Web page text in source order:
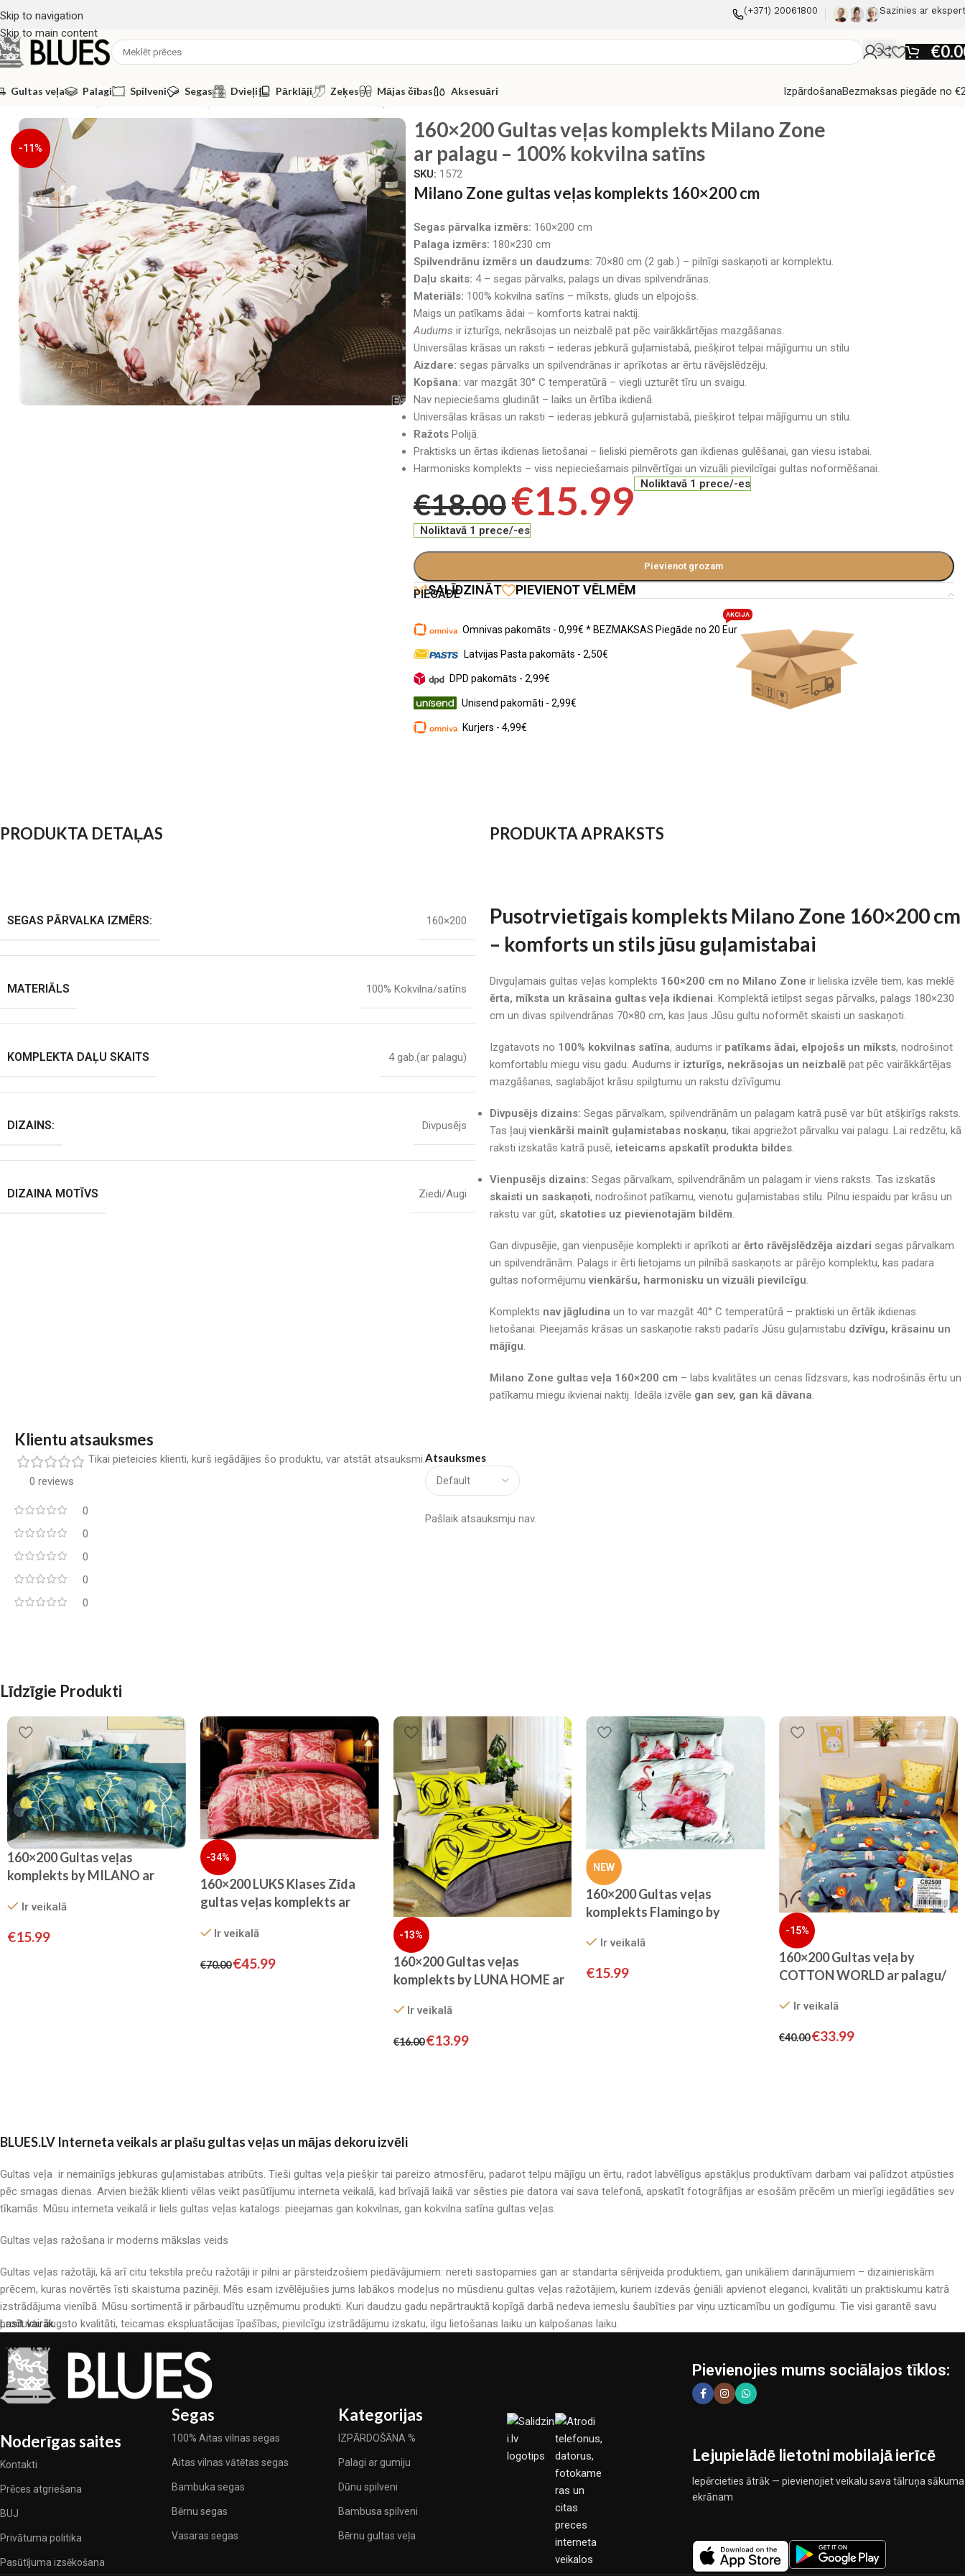
Skip to navigation
Skip to main content
(+371) 20061800 Sazinies ar
€
Gultas veļa Palagi Spilveni Segas Dvieļi Pārklāji Zeķes Mājas čības Aksesuāri IzpārdošanaBezmaksas piegāde no
Gultas veļa 160x200 GULTAS VEĻAS KOMPLEKTI 160×200 Gultas veļas komplekts Milano Zone ar palagu – 100% kokvilna satīns
-11%
160×200 Gultas veļas komplekts Milano Zone
ar palagu – 100% kokvilna satīns
SKU: 1572
Milano Zone gultas veļas komplekts 160×200 cm
Segas pārvalka izmērs: 160×200 cm
Palaga izmērs: 180×230 cm
Spilvendrānu izmērs un daudzums: 70×80 cm (2 gab.) – pilnīgi saskaņoti ar komplektu.
Daļu skaits: 4 – segas pārvalks, palags un divas spilvendrānas.
Materiāls: 100% kokvilna satīns – mīksts, gluds un elpojošs.
Maigs un patīkams ādai – komforts katrai naktij.
Audums ir izturīgs, nekrāsojas un neizbalē pat pēc vairākkārtējas mazgāšanas.
Universālas krāsas un raksti – iederas jebkurā guļamistabā, piešķirot telpai mājīgumu un stilu
Aizdare: segas pārvalks un spilvendrānas ir aprīkotas ar ērtu rāvējslēdzēju.
Kopšana: var mazgāt 30° C temperatūrā – viegli uzturēt tīru un svaigu.
Nav nepieciešams gludināt – laiks un ērtība ikdienā.
Universālas krāsas un raksti – iederas jebkurā guļamistabā, piešķirot telpai mājīgumu un stilu.
RažotsPolijā.
Praktisks un ērtas ikdienas lietošanai – lieliski piemērots gan ikdienas gulēšanai, gan viesu istabai.
Harmonisks komplekts – viss nepieciešamais pilnvērtīgai un vizuāli pievilcīgai gultas noformēšanai.
€18.00€15.99 Noliktavā 1 prece/-es
Noliktavā 1 prece/-es
Pievienot grozam
SALĪDZINĀT PIEVIENOT VĒLMĒM
PIEGĀDE
Omnivas pakomāts - 0,99€ * BEZMAKSAS Piegāde no 20 Eur
AKCIJA
Latvijas Pasta pakomāts - 2,50€
DPD pakomāts - 2,99€
Unisend pakomāti - 2,99€
Kurjers - 4,99€
PRODUKTA DETAĻAS
SEGAS PĀRVALKA IZMĒRS: 160×200
MATERIĀLS 100% Kokvilna/satīns
KOMPLEKTA DAĻU SKAITS 4 gab.(ar palagu)
DIZAINS: Divpusējs
DIZAINA MOTĪVS Ziedi/Augi
PRODUKTA APRAKSTS
Pusotrvietīgais komplekts Milano Zone 160×200 cm
– komforts un stils jūsu guļamistabai
Divguļamais gultas veļas komplekts 160×200 cm no Milano Zone ir lieliska izvēle tiem, kas meklē
ērta, mīksta un krāsaina gultas veļa ikdienai . Komplektā ietilpst segas pārvalks, palags 180×230
cm un divas spilvendrānas 70×80 cm, kas ļaus Jūsu gultu noformēt skaisti un saskaņoti.
Izgatavots no 100% kokvilnas satīna, audums ir patīkams ādai, elpojošs un mīksts, nodrošinot
komfortablu miegu visu gadu. Audums ir izturīgs, nekrāsojas un neizbalē pat pēc vairākkārtējas
mazgāšanas, saglabājot krāsu spilgtumu un rakstu dzīvīgumu.
Divpusējs dizains: Segas pārvalkam, spilvendrānām un palagam katrā pusē var būt atšķirīgs raksts.
Tas ļauj vienkārši mainīt guļamistabas noskaņu, tikai apgriežot pārvalku vai palagu. Lai redzētu, kā
raksti izskatās katrā pusē, ieteicams apskatīt produkta bildes
Vienpusējs dizains: Segas pārvalkam, spilvendrānām un palagam ir viens raksts. Tas izskatās
skaisti un saskaņoti, nodrošinot patīkamu, vienotu guļamistabas stilu. Pilnu iespaidu par krāsu un
rakstu var gūt, skatoties uz pievienotajām bildēm
Gan divpusējie, gan vienpusējie komplekti ir aprīkoti ar ērto rāvējslēdzēja aizdari segas pārvalkam
un spilvendrānām. Palags ir ērti lietojams un pilnībā saskaņots ar pārējo komplektu, kas padara
gultas noformējumu vienkāršu, harmonisku un vizuāli pievilcīgu
Komplekts nav jāgludina un to var mazgāt 40° C temperatūrā – praktiski un ērtāk ikdienas
lietošanai. Pieejamās krāsas un saskaņotie raksti padarīs Jūsu guļamistabu dzīvīgu, krāsainu un
mājīgu
Milano Zone gultas veļa 160×200 cm – labs kvalitātes un cenas līdzsvars, kas nodrošinās ērtu un
patīkamu miegu ikvienai naktij. Ideāla izvēle gan sev, gan kā dāvana
Klientu atsauksmes
0 reviews
0
0
0
0
0
Atsauksmes
Pašlaik atsauksmju nav.
Tikai pieteicies klienti, kurš iegādājies šo produktu, var atstāt atsauksmi.
Līdzīgie Produkti
160×200 Gultas veļas
komplekts by MILANO ar
SATĪNS
Ir veikalā
€15.99
-34%
160×200 LUKS Klases Zīda
gultas veļas komplekts ar
Ir veikalā
€70.00€45.99
-13%
160×200 Gultas veļas
komplekts by LUNA HOME ar
SATĪNS
Ir veikalā
€16.00 €13.99
NEW
160×200 Gultas veļas
komplekts Flamingo by
KOKVILNA SATĪNS
Ir veikalā
€15.99
-15%
160×200 Gultas veļa by
COTTON WORLD ar palagu/
EXCLUSIVE COLLECTION
Ir veikalā
€40.00€33.99
BLUES.LV Interneta veikals ar plašu gultas veļas un mājas dekoru izvēli
Gultas veļa ir nemainīgs jebkuras guļamistabas atribūts. Tieši gultas veļa piešķir tai pareizo atmosfēru, padarot telpu mājīgu un ērtu, radot labvēlīgus apstākļus produktīvam darbam vai palīdzot atpūsties
pēc smagas dienas. Arvien biežāk klienti vēlas veikt pasūtījumu interneta veikalā, kad brīvajā laikā var sēsties pie datora vai sava telefonā, apskatīt fotogrāfijas ar esošām prēcēm un mierīgi iegādāties sev
tīkamās. Mūsu interneta veikalā ir liels gultas veļas katalogs: pieejamas gan kokvilnas, gan kokvilna satīna gultas veļas.
Gultas veļas ražošana ir moderns mākslas veids
Gultas veļas ražotāji, kā arī citu tekstila preču ražotāji ir pilni ar pārsteidzošiem piedāvājumiem: nereti sastopamies gan ar standarta sērijveida produktiem, gan unikāliem darinājumiem – dizainieriskām
prēcem, kuras novērtēs īsti skaistuma pazinēji. Mēs esam izvēlējušies jums labākos modeļus no mūsdienu gultas veļas ražotājiem, kuriem izdevās ģeniāli apvienot eleganci, kvalitāti un praktiskumu katrā
izstrādājuma vienībā. Mūsu sortimentā ir pārbaudītu uzņēmumu produkti. Kuri daudzu gadu nepārtrauktā kopīgā darbā nedeva iemeslu šaubīties par viņu uzticamību un godīgumu. Tie visi garantē savu
produktu augsto kvalitāti, teicamas ekspluatācijas īpašības, pievilcīgu izstrādājumu izskatu, ilgu lietošanas laiku un kalpošanas laiku.
Lasīt vairāk...
Noderīgas saites
Kontakti
Prēces atgriešana
BUJ
Privātuma politika
Pasūtījuma izsēkošana
Segas
100% Aitas vilnas segas
Aitas vilnas vātētas segas
Bambuka segas
Bērnu segas
Vasaras segas
Kategorijas
IZPĀRDOŠĀNA %
Palagi ar gumiju
Dūnu spilveni
Bambusa spilveni
Bērnu gultas veļa
Pievienojies mums sociālajos tīklos:
Lejupielādē lietotni mobilajā ierīcē
Iepērcieties ātrāk — pievienojiet veikalu sava tālruņa sākuma
ekrānam